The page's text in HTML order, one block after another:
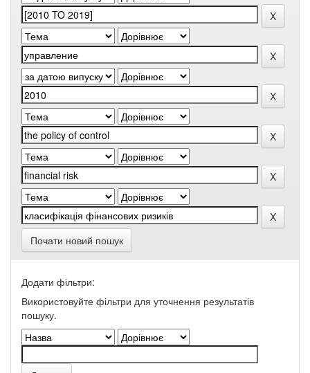
Почати новий пошук
Додати фільтри:
Використовуйте фільтри для уточнення результатів
пошуку.